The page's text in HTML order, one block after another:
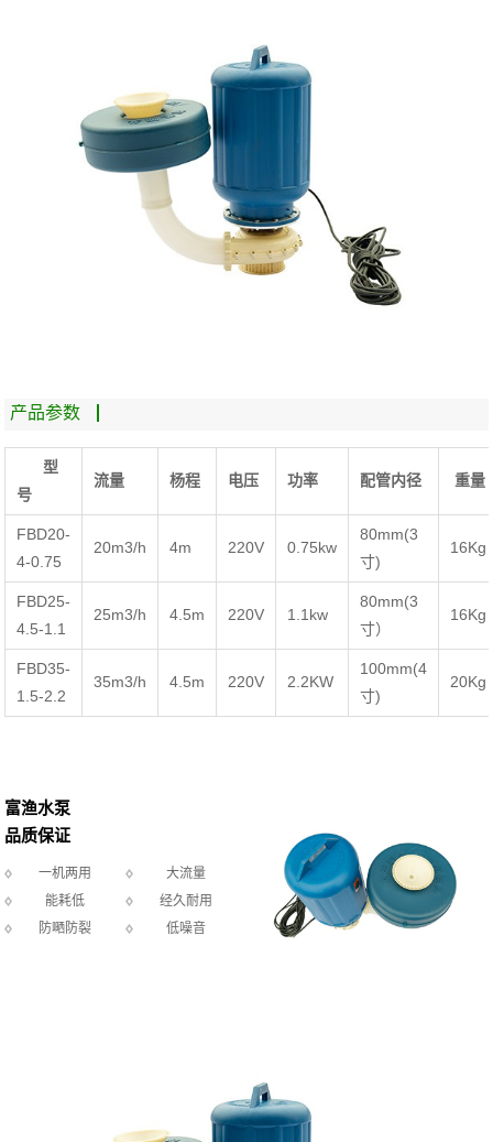
产品参数
型
号
流量 杨程 电压 功率 配管内径 重量
FBD20-
4-0.75
20m3/h 4m 220V 0.75kw
80mm(3
寸)
16Kg
FBD25-
4.5-1.1
25m3/h 4.5m 220V 1.1kw
80mm(3
寸）
16Kg
FBD35-
1.5-2.2
35m3/h 4.5m 220V 2.2KW
100mm(4
寸)
20Kg
富渔水泵
品质保证
一机两用
能耗低
防嗮防裂
大流量
经久耐用
低噪音